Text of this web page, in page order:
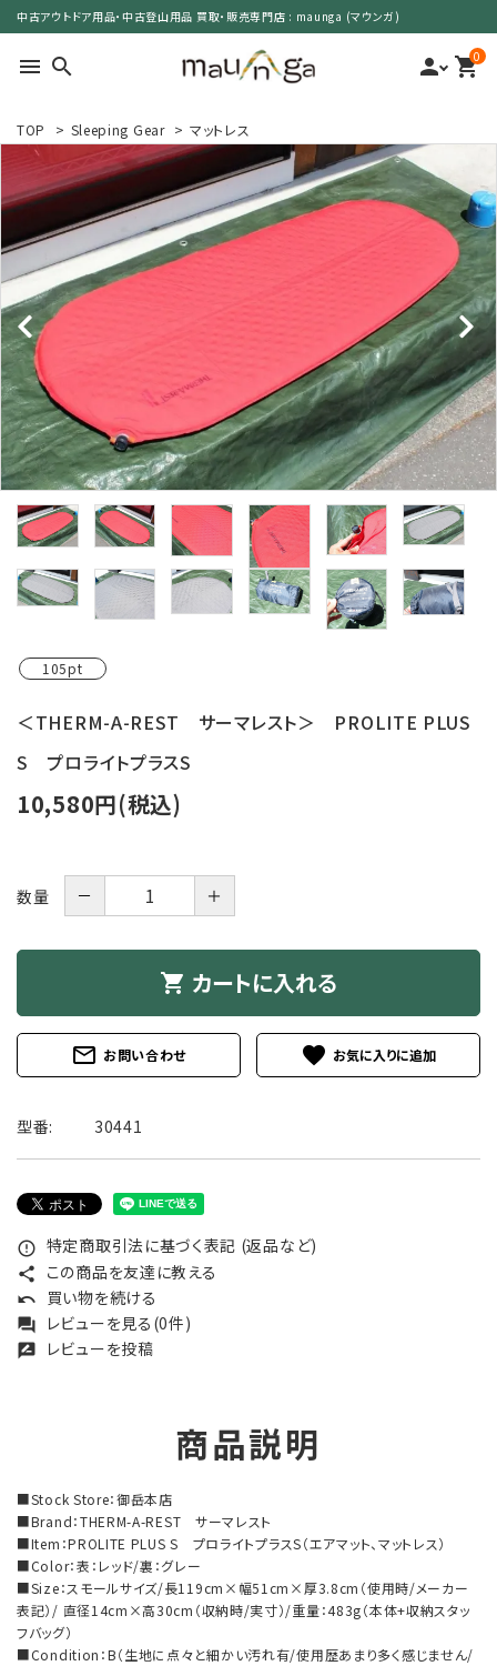
中古アウトドア用品・中古登山用品 買取・販売専門店 : maunga (マウンガ)
menu search person 0
shopping_cart
search
カテゴリーで選ぶ
サイズで選ぶ
特集で選ぶ
価格で選ぶ
買取案内
レンタル・修理
INFORMATION
ACCOUNT MENU
ようこそ ゲスト 様
meeting_room ログイン
TOP > Sleeping Gear > マットレス
105pt
＜THERM-A-REST サーマレスト＞ PROLITE PLUS
S プロライトプラスS
10,580円(税込)
数量 － ＋
shopping_cart カートに入れる
mail_outline お問い合わせ favorite
型番: 30441
error_outline 特定商取引法に基づく表記 (返品など)
share この商品を友達に教える
undo 買い物を続ける
forum レビューを見る(0件)
rate_review レビューを投稿
商品説明
■Stock Store：御岳本店
■Brand：THERM-A-REST サーマレスト
■Item：PROLITE PLUS S プロライトプラスS（エアマット、マットレス）
■Color：表：レッド/裏：グレー
■Size：スモールサイズ/長119cm×幅51cm×厚3.8cm（使用時/メーカー
表記）/ 直径14cm×高30cm（収納時/実寸）/重量：483g（本体+収納スタッ
フバッグ）
■Condition：B（生地に点々と細かい汚れ有/使用歴あまり多く感じません/